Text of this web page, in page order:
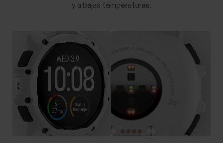
y a bajas temperaturas.